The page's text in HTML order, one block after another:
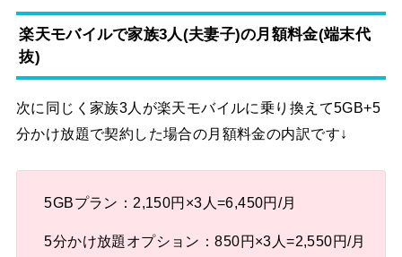
楽天モバイルで家族3人(夫妻子)の月額料金(端末代
抜)
次に同じく家族3人が楽天モバイルに乗り換えて5GB+5
分かけ放題で契約した場合の月額料金の内訳です↓
5GBプラン：2,150円×3人=6,450円/月
5分かけ放題オプション：850円×3人=2,550円/月